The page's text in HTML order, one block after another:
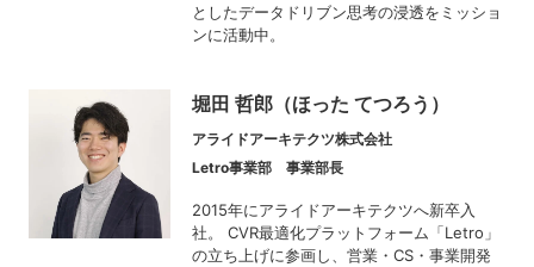
としたデータドリブン思考の浸透をミッショ
ンに活動中。
堀田 哲郎（ほった てつろう）
アライドアーキテクツ株式会社
Letro事業部 事業部長
2015年にアライドアーキテクツへ新卒入
社。 CVR最適化プラットフォーム「Letro」
の立ち上げに参画し、営業・CS・事業開発